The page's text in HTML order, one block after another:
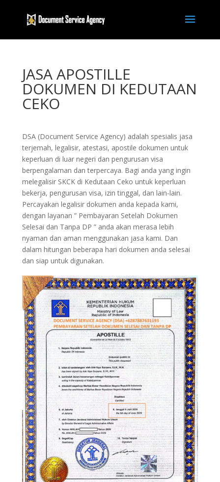
JASA APOSTILLE
DOKUMEN DI KEDUTAAN
CEKO
DSA (Document Service Agency) adalah spesialis jasa
terjemah, legalisir, atestasi, apostile dokumen untuk
keperluan di luar negeri dan pengurusan visa
berpengalaman dan terpercaya. Bagi anda yang ingin
melegalisir SKCK di Kedutaan Ceko untuk keperluan
bekerja, pengurusan visa, izin tinggal, dan lain-lain.
Percayakan legalisir dokumen anda kepada kami,
dengan layanan ” Pembayaran Setelah Dokumen
Selesai dan Tanpa DP ” anda akan merasa lebih
nyaman dan aman menggunakan jasa kami. Dan
dalam hitungan beberapa hari dokumen anda selesai
dan siap untuk digunakan.